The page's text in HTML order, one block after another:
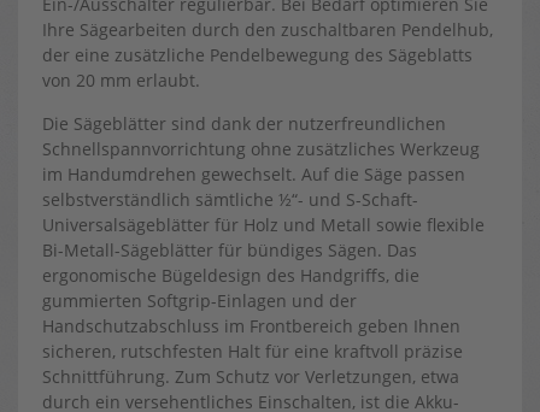
Ihre Sägearbeiten durch den zuschaltbaren Pendelhub,
der eine zusätzliche Pendelbewegung des Sägeblatts
von 20 mm erlaubt.
Die Sägeblätter sind dank der nutzerfreundlichen
Schnellspannvorrichtung ohne zusätzliches Werkzeug
im Handumdrehen gewechselt. Auf die Säge passen
selbstverständlich sämtliche ½“- und S-Schaft-
Universalsägeblätter für Holz und Metall sowie flexible
Bi-Metall-Sägeblätter für bündiges Sägen. Das
ergonomische Bügeldesign des Handgriffs, die
gummierten Softgrip-Einlagen und der
Handschutzabschluss im Frontbereich geben Ihnen
sicheren, rutschfesten Halt für eine kraftvoll präzise
Schnittführung. Zum Schutz vor Verletzungen, etwa
durch ein versehentliches Einschalten, ist die Akku-